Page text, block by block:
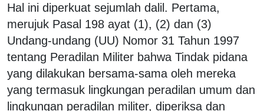
Hal ini diperkuat sejumlah dalil. Pertama,
merujuk Pasal 198 ayat (1), (2) dan (3)
Undang-undang (UU) Nomor 31 Tahun 1997
tentang Peradilan Militer bahwa Tindak pidana
yang dilakukan bersama-sama oleh mereka
yang termasuk lingkungan peradilan umum dan
lingkungan peradilan militer, diperiksa dan